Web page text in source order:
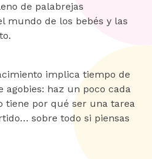
de palabrejas
mundo de los bebés y las
implica tiempo de
agobies: haz un poco cada
tiene por qué ser una tarea
sobre todo si piensas